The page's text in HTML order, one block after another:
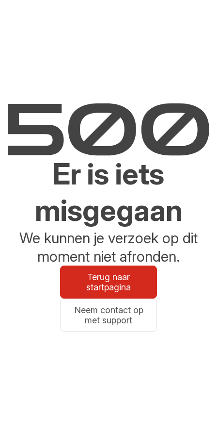
Er is iets
misgegaan
We kunnen je verzoek op dit
moment niet afronden.
Terug naar
startpagina
Neem contact op
met support